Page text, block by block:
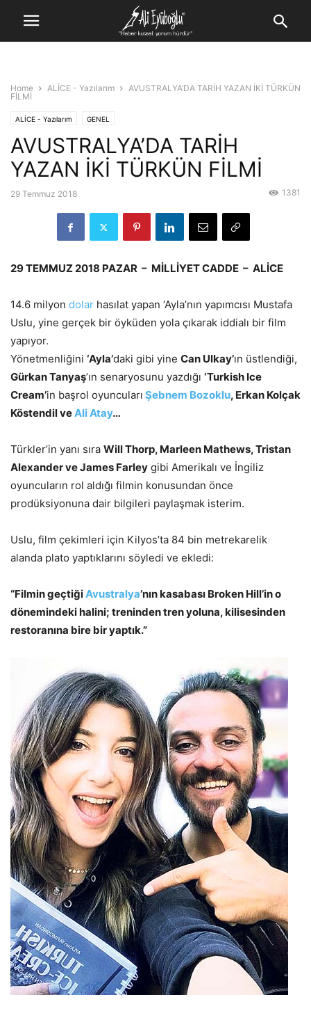
Home ALİCE - Yazılarım
AVUSTRALYA’DA TARİH YAZAN İKİ TÜRKÜN
FİLMİ
ALİCE - Yazılarım GENEL
AVUSTRALYA’DA TARİH
YAZAN İKİ TÜRKÜN FİLMİ
29 Temmuz 2018 1381
29 TEMMUZ 2018 PAZAR – MİLLİYET CADDE – ALİCE
14.6 milyon dolar hasılat yapan ‘Ayla’nın yapımcısı Mustafa
Uslu, yine gerçek bir öyküden yola çıkarak iddialı bir film
yapıyor.
Yönetmenliğini ‘Ayla’daki gibi yine Can Ulkay’ın üstlendiği,
Gürkan Tanyaş’ın senaryosunu yazdığı ‘Turkish Ice
Cream’in başrol oyuncuları Şebnem Bozoklu, Erkan Kolçak
Köstendil veAli Atay…
Türkler’in yanı sıra Will Thorp, Marleen Mathews, Tristan
Alexander ve James Farley gibi Amerikalı ve İngiliz
oyuncuların rol aldığı filmin konusundan önce
prodüksiyonuna dair bilgileri paylaşmak isterim.
Uslu, film çekimleri için Kilyos’ta 84 bin metrekarelik
alanda plato yaptıklarını söyledi ve ekledi:
“Filmin geçtiğiAvustralya’nın kasabası Broken Hill’in o
dönemindeki halini; treninden tren yoluna, kilisesinden
restoranına bire bir yaptık.”